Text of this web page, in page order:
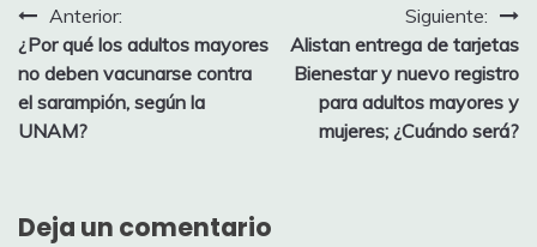
Navegación
de
entradas
Anterior:
¿Por qué los adultos mayores
no deben vacunarse contra
el sarampión, según la
UNAM?
Siguiente:
Alistan entrega de tarjetas
Bienestar y nuevo registro
para adultos mayores y
mujeres; ¿Cuándo será?
Deja un comentario